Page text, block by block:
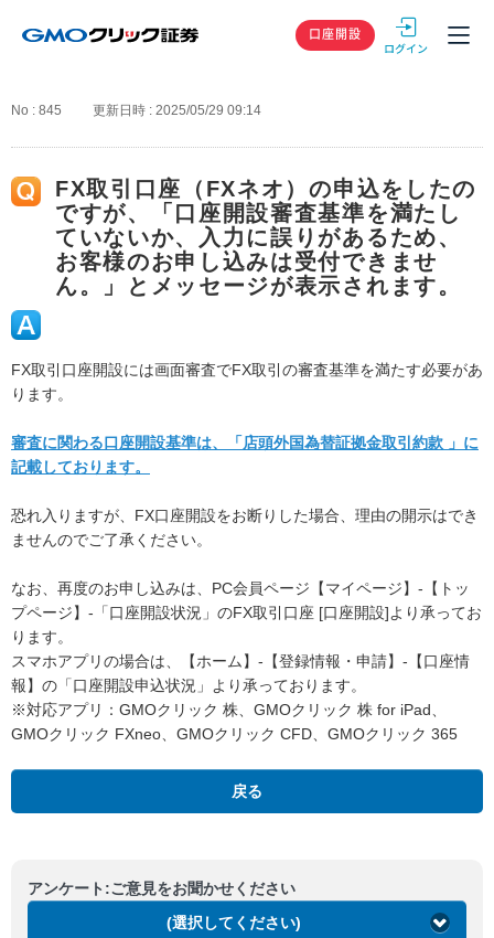
GMOクリック
口座開設
No : 845 更新日時 : 2025/05/29 09:14
FX取引口座（FXネオ）の申込をしたの
ですが、「口座開設審査基準を満たし
ていないか、入力に誤りがあるため、
お客様のお申し込みは受付できませ
ん。」とメッセージが表示されます。
FX取引口座開設には画面審査でFX取引の審査基準を満たす必要があ
ります。
審査に関わる口座開設基準は、「店頭外国為替証拠金取引約款 」に
記載しております。
恐れ入りますが、FX口座開設をお断りした場合、理由の開示はでき
ませんのでご了承ください。
なお、再度のお申し込みは、PC会員ページ【マイページ】-【トッ
プページ】-「口座開設状況」のFX取引口座 [口座開設]より承ってお
ります。
スマホアプリの場合は、【ホーム】-【登録情報・申請】-【口座情
報】の「口座開設申込状況」より承っております。
※対応アプリ：GMOクリック 株、GMOクリック 株 for iPad、
GMOクリック FXneo、GMOクリック CFD、GMOクリック 365
戻る
アンケート:ご意見をお聞かせください
(選択してください)